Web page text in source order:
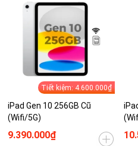
Tiết kiệm: 4.600.000₫
iPad Gen 10 256GB Cũ
(Wifi/5G)
9.390.000₫